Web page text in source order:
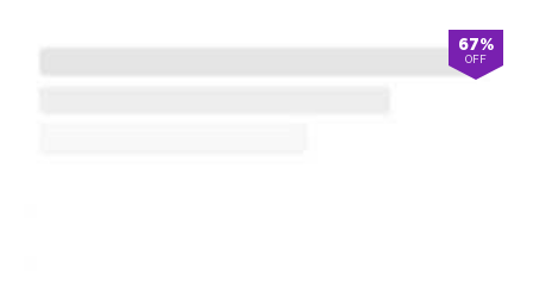
67%
OFF